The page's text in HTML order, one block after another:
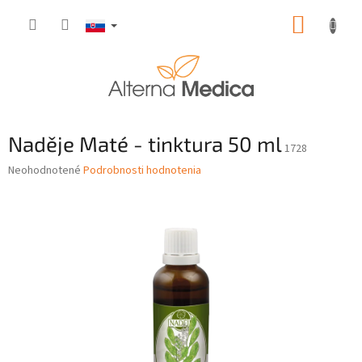
Naděje Maté - tinktura 50 ml1728
Priemerné
Neohodnotené Podrobnosti hodnotenia